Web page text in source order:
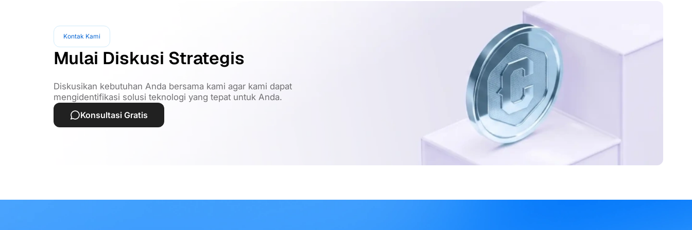
Kontak Kami
Mulai Diskusi Strategis
Diskusikan kebutuhan Anda bersama kami agar kami dapat
mengidentifikasi solusi teknologi yang tepat untuk Anda.
Konsultasi Gratis